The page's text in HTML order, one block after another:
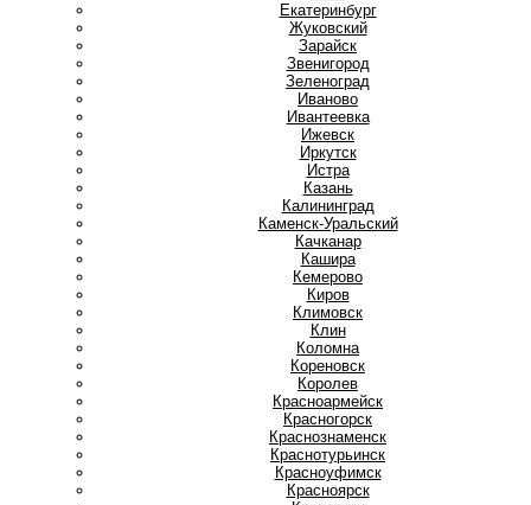
Екатеринбург
Жуковский
Зарайск
Звенигород
Зеленоград
Иваново
Ивантеевка
Ижевск
Иркутск
Истра
Казань
Калининград
Каменск-Уральский
Качканар
Кашира
Кемерово
Киров
Климовск
Клин
Коломна
Кореновск
Королев
Красноармейск
Красногорск
Краснознаменск
Краснотурьинск
Красноуфимск
Красноярск